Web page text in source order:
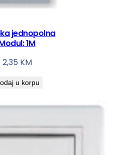
jednopolna
1M
2,35 KM
u korpu